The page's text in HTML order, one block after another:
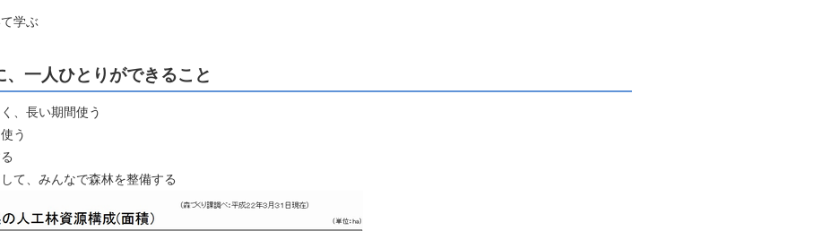
学ぶ
一人ひとりができること
、長い期間使う
う
て、みんなで森林を整備する